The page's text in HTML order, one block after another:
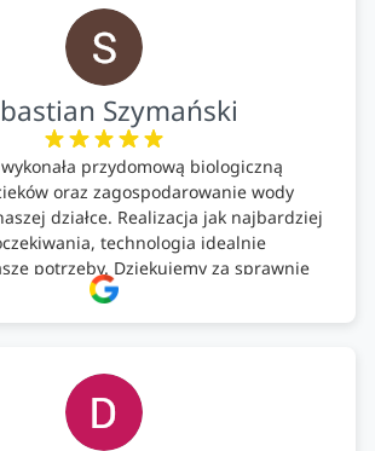
Szymański
przydomową biologiczną
oraz zagospodarowanie wody
działce. Realizacja jak najbardziej
technologia idealnie
potrzeby. Dziękujemy za sprawnie
w świetnej atmosferze! Polecam!